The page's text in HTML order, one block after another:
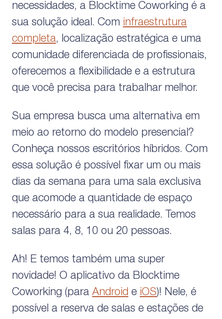
necessidades, a Blocktime Coworking é a
sua solução ideal. Com infraestrutura
completa, localização estratégica e uma
comunidade diferenciada de profissionais,
oferecemos a flexibilidade e a estrutura
que você precisa para trabalhar melhor.
Sua empresa busca uma alternativa em
meio ao retorno do modelo presencial?
Conheça nossos escritórios híbridos. Com
essa solução é possível fixar um ou mais
dias da semana para uma sala exclusiva
que acomode a quantidade de espaço
necessário para a sua realidade. Temos
salas para 4, 8, 10 ou 20 pessoas.
Ah! E temos também uma super
novidade! O aplicativo da Blocktime
Coworking (para Android e iOS)! Nele, é
possível a reserva de salas e estações de